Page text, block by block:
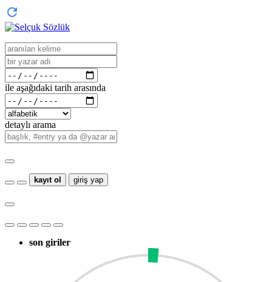
ile aşağıdaki tarih arasında
detaylı arama
kayıt ol giriş yap
son giriler